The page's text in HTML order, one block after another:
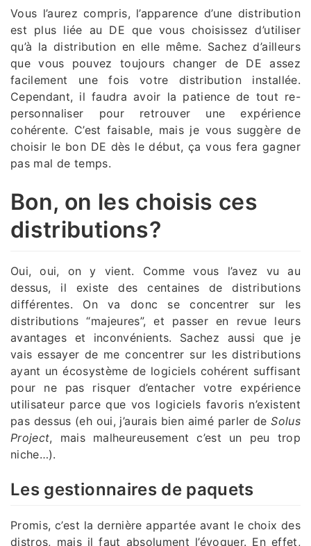
Vous l’aurez compris, l’apparence d’une distribution
est plus liée au DE que vous choisissez d’utiliser
qu’à la distribution en elle même. Sachez d’ailleurs
que vous pouvez toujours changer de DE assez
facilement une fois votre distribution installée.
Cependant, il faudra avoir la patience de tout re-
personnaliser pour retrouver une expérience
cohérente. C’est faisable, mais je vous suggère de
choisir le bon DE dès le début, ça vous fera gagner
pas mal de temps.
Bon, on les choisis ces
distributions?
Oui, oui, on y vient. Comme vous l’avez vu au
dessus, il existe des centaines de distributions
différentes. On va donc se concentrer sur les
distributions “majeures”, et passer en revue leurs
avantages et inconvénients. Sachez aussi que je
vais essayer de me concentrer sur les distributions
ayant un écosystème de logiciels cohérent suffisant
pour ne pas risquer d’entacher votre expérience
utilisateur parce que vos logiciels favoris n’existent
pas dessus (eh oui, j’aurais bien aimé parler deSolus
Project, mais malheureusement c’est un peu trop
niche…).
Les gestionnaires de paquets
Promis, c’est la dernière appartée avant le choix des
distros, mais il faut absolument l’évoquer. En effet,